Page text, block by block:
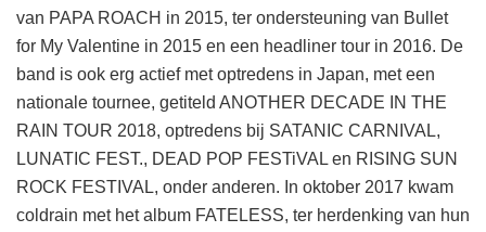
van PAPA ROACH in 2015, ter ondersteuning van Bullet
for My Valentine in 2015 en een headliner tour in 2016. De
band is ook erg actief met optredens in Japan, met een
nationale tournee, getiteld ANOTHER DECADE IN THE
RAIN TOUR 2018, optredens bij SATANIC CARNIVAL,
LUNATIC FEST., DEAD POP FESTiVAL en RISING SUN
ROCK FESTIVAL, onder anderen. In oktober 2017 kwam
coldrain met het album FATELESS, ter herdenking van hun